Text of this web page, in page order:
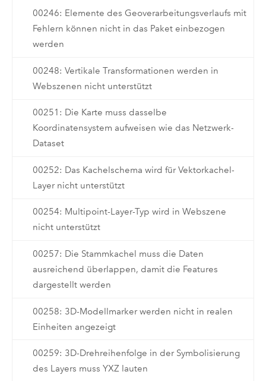
00246: Elemente des Geoverarbeitungsverlaufs mit
Fehlern können nicht in das Paket einbezogen
werden
00248: Vertikale Transformationen werden in
Webszenen nicht unterstützt
00251: Die Karte muss dasselbe
Koordinatensystem aufweisen wie das Netzwerk-
Dataset
00252: Das Kachelschema wird für Vektorkachel-
Layer nicht unterstützt
00254: Multipoint-Layer-Typ wird in Webszene
nicht unterstützt
00257: Die Stammkachel muss die Daten
ausreichend überlappen, damit die Features
dargestellt werden
00258: 3D-Modellmarker werden nicht in realen
Einheiten angezeigt
00259: 3D-Drehreihenfolge in der Symbolisierung
des Layers muss YXZ lauten